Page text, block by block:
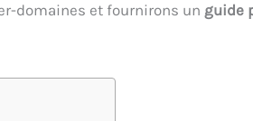
domaines et fournirons un guide